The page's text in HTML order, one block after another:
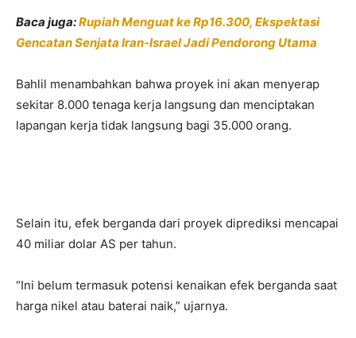
Baca juga:Rupiah Menguat ke Rp16.300, Ekspektasi
Gencatan Senjata Iran-Israel Jadi Pendorong Utama
Bahlil menambahkan bahwa proyek ini akan menyerap
sekitar 8.000 tenaga kerja langsung dan menciptakan
lapangan kerja tidak langsung bagi 35.000 orang.
Selain itu, efek berganda dari proyek diprediksi mencapai
40 miliar dolar AS per tahun.
“Ini belum termasuk potensi kenaikan efek berganda saat
harga nikel atau baterai naik,” ujarnya.